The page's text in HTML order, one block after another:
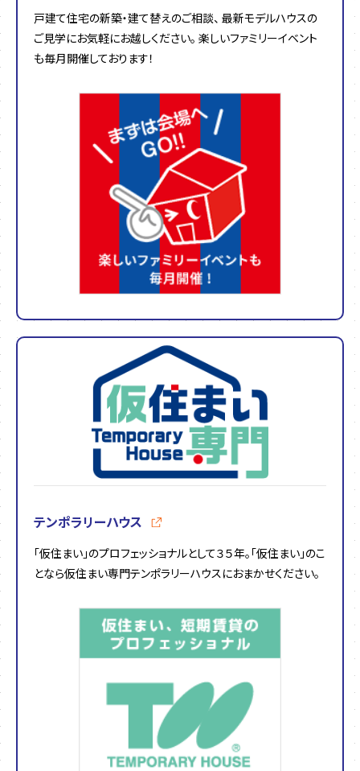
戸建て住宅の新築・建て替えのご相談、 最新モデルハウスの
ご見学にお気軽にお越しください。 楽しいファミリーイベント
も毎月開催しております！
テンポラリーハウス
｢仮住まい｣のプロフェッショナルとして３５年。｢仮住まい｣のこ
となら仮住まい専門テンポラリーハウスにおまかせください。